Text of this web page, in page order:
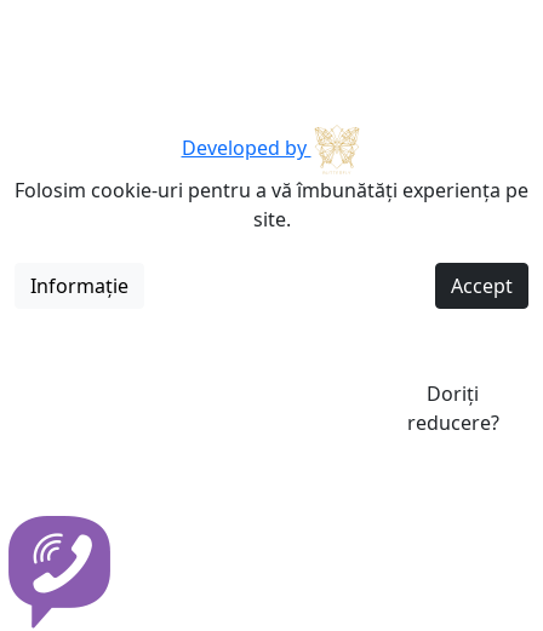
Developed by
Folosim cookie-uri pentru a vă îmbunătăți experiența pe
site.
Informație Accept
Doriți
reducere?